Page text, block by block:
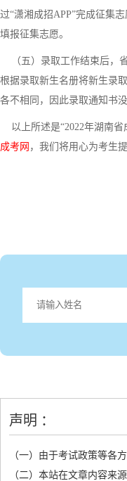
过“潇湘成招APP”完成征集
填报征集志愿。
（五）录取工作结束后，
根据录取新生名册将新生录
各不相同，因此录取通知书
以上所述是“2022年湖南省
成考网 ，我们将用心为考生
声明 ：
（一）由于考试政策等各
（二）本站在文章内容来